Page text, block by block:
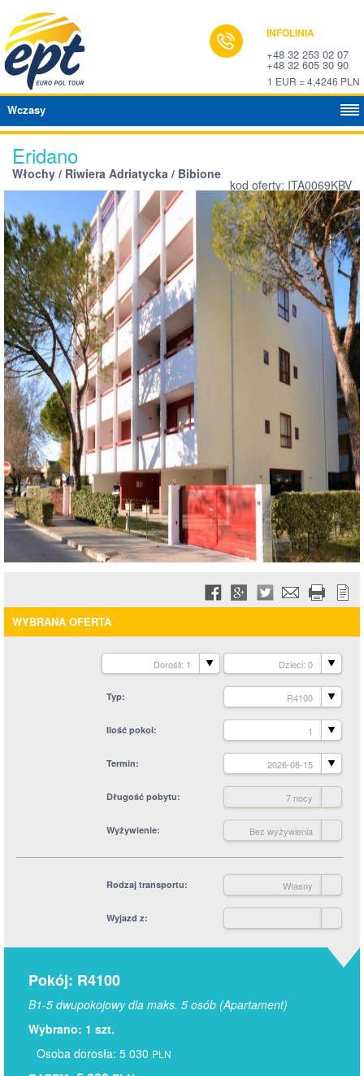
INFOLINIA
+48 32 253 02 07
+48 32 605 30 90
1 EUR = 4,4246 PLN
Wczasy
Eridano
Włochy / Riwiera Adriatycka / Bibione
kod oferty: ITA0069KBV
WYBRANA OFERTA
Dorośli: 1 Dzieci: 0
Typ R4100
Ilość pokoi 1
Termin 2026-08-15
Długość pobytu 7 nocy
Wyżywienie Bez wyżywienia
Rodzaj transportu Własny
Wyjazd z
Pokój: R4100
B1-5 dwupokojowy dla maks. 5 osób (Apartament)
Wybrano: 1 szt.
Osoba dorosła: 5 030 PLN